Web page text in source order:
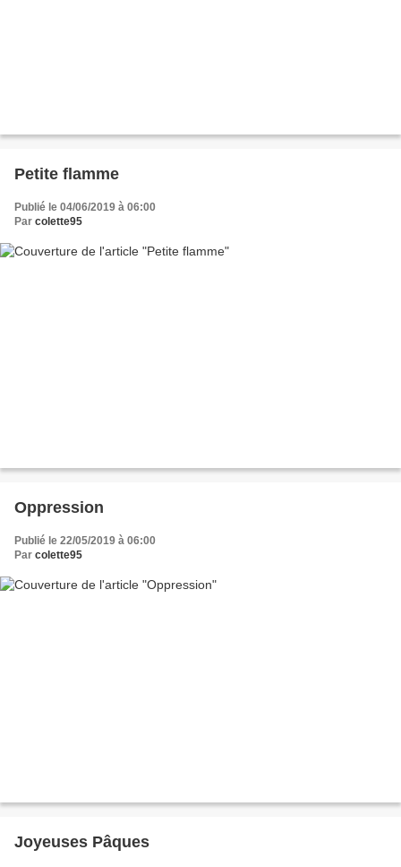
Petite flamme
Publié le 04/06/2019 à 06:00
Par colette95
Oppression
Publié le 22/05/2019 à 06:00
Par colette95
Joyeuses Pâques